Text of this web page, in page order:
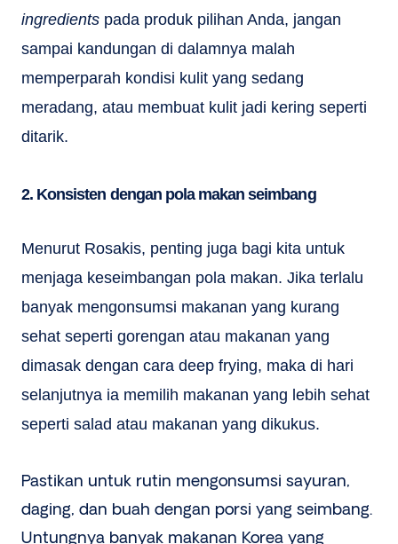
ingredients pada produk pilihan Anda, jangan
sampai kandungan di dalamnya malah
memperparah kondisi kulit yang sedang
meradang, atau membuat kulit jadi kering seperti
ditarik.
2. Konsisten dengan pola makan seimbang
Menurut Rosakis, penting juga bagi kita untuk
menjaga keseimbangan pola makan. Jika terlalu
banyak mengonsumsi makanan yang kurang
sehat seperti gorengan atau makanan yang
dimasak dengan cara deep frying, maka di hari
selanjutnya ia memilih makanan yang lebih sehat
seperti salad atau makanan yang dikukus.
Pastikan untuk rutin mengonsumsi sayuran,
daging, dan buah dengan porsi yang seimbang.
Untungnya banyak makanan Korea yang